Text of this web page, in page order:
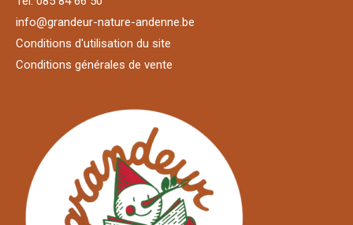
info@grandeur-nature-andenne.be
Conditions d'utilisation du site
Conditions générales de vente